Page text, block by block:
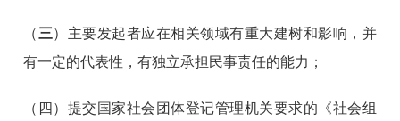
（ 三）主要发起者应在相关领域有重大建树和影响，并
有一定的代表性，有独立承担民事责任的能力；
（四）提交国家社会团体登记管理机关要求的《社会组